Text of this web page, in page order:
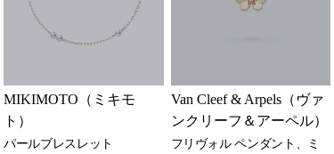
MIKIMOTO（ミキモ
ト）
パールブレスレット
Van Cleef & Arpels（ヴァ
ンクリーフ＆アーペル）
フリヴォル ペンダント、ミ